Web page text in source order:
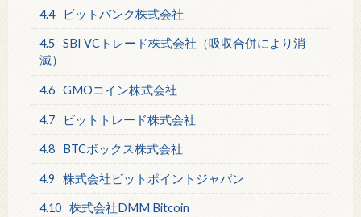
4.4 ビットバンク株式会社
4.5 SBI VCトレード株式会社（吸収合併により消
滅）
4.6 GMOコイン株式会社
4.7 ビットトレード株式会社
4.8 BTCボックス株式会社
4.9 株式会社ビットポイントジャパン
4.10 株式会社DMM Bitcoin